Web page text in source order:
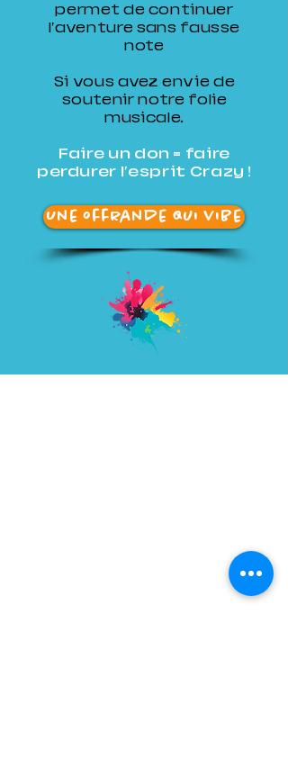
permet de continuer
l'aventure sans fausse
note
Si vous avez envie de
soutenir notre folie
musicale.
Faire un don = faire
perdurer l'esprit Crazy !
Une offrande qui vibe